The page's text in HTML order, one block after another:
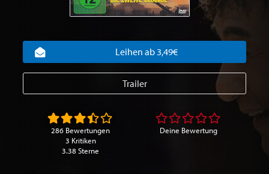
Leihen ab 3,49€
Trailer
286 Bewertungen
3 Kritiken
3.38 Sterne
Deine Bewertung